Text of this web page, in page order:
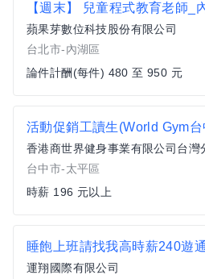
【週末】 兒童程式教育老師_
蘋果芽數位科技股份有限公司
台北市-內湖區
論件計酬(每件) 480 至 950 元
活動促銷工讀生(World Gym
香港商世界健身事業有限公司台灣
台中市-太平區
時薪 196 元以上
睡飽上班請找我高時薪240遊
運翔國際有限公司